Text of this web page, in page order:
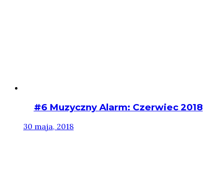
#6 Muzyczny Alarm: Czerwiec 2018
30 maja, 2018